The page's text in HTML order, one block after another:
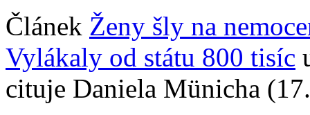
Článek Ženy šly na
Vylákaly od státu 800 tisíc
cituje Daniela Münicha